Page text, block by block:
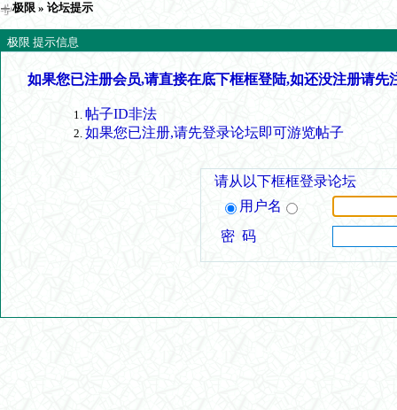
极限 » 论坛提示
极限 提示信息
如果您已注册会员,请直接在底下框框登陆,如还没注册请先
帖子ID非法
如果您已注册,请先登录论坛即可游览帖子
请从以下框框登录论坛
用户名
密 码